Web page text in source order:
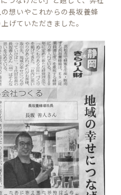
想いやこれからの長坂養蜂
げていただきました。